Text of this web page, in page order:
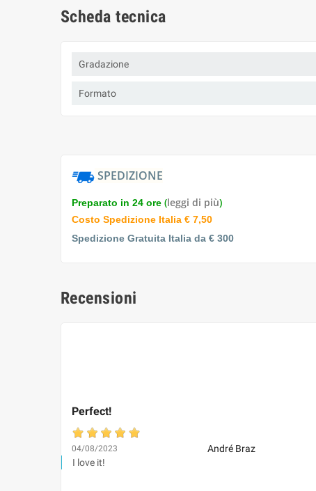
Scheda tecnica
Gradazione
Formato
SPEDIZIONE
Preparato in 24 ore (leggi di più)
Costo Spedizione Italia € 7,50
Spedizione Gratuita Italia da € 300
Recensioni
Perfect!
04/08/2023
André Braz
I love it!